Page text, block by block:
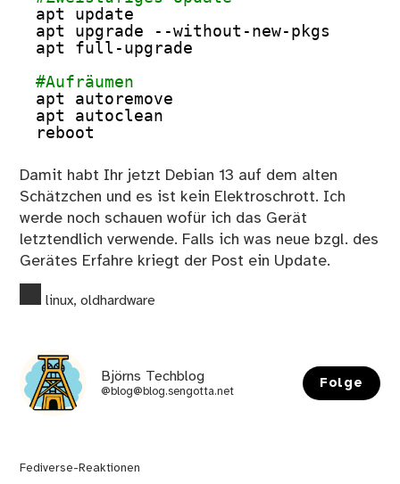
apt update
apt upgrade --without-new-pkgs
apt full-upgrade
#Aufräumen
apt autoremove
apt autoclean
reboot
Damit habt Ihr jetzt Debian 13 auf dem alten
Schätzchen und es ist kein Elektroschrott. Ich
werde noch schauen wofür ich das Gerät
letztendlich verwende. Falls ich was neue bzgl. des
Gerätes Erfahre kriegt der Post ein Update.
linux,oldhardware
Björns Techblog
@blog@blog.sengotta.net
Folge
Fediverse-Reaktionen